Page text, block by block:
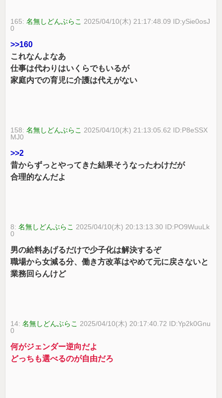
165:名無しどんぶらこ 2025/04/10(木) 21:17:48.09 ID:ySie0osJ
0
>>160
これなんよなあ
仕事は代わりはいくらでもいるが
家庭内での育児に介護は代えがない
158:名無しどんぶらこ 2025/04/10(木) 21:13:05.62 ID:P8eSSX
MJ0
>>2
昔からずっとやってきた結果そうなったわけだが
合理的なんだよ
8:名無しどんぶらこ 2025/04/10(木) 20:13:13.30 ID:PO9WuuLk
0
男の給料あげるだけで少子化は解決するぞ
職場から女減る分、働き方改革はやめて元に戻さないと
業務回らんけど
14:名無しどんぶらこ 2025/04/10(木) 20:17:40.72 ID:Yp2k0Gnu
0
何がジェンダー逆向だよ
どっちも選べるのが自由だろ